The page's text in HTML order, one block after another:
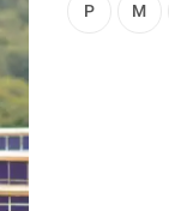
P M